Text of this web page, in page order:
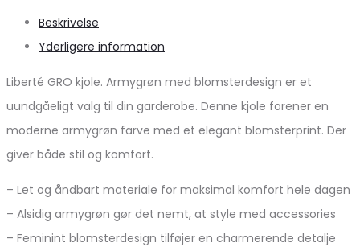
Beskrivelse
Yderligere information
Liberté GRO kjole. Armygrøn med blomsterdesign er et
uundgåeligt valg til din garderobe. Denne kjole forener en
moderne armygrøn farve med et elegant blomsterprint. Der
giver både stil og komfort.
– Let og åndbart materiale for maksimal komfort hele dagen
– Alsidig armygrøn gør det nemt, at style med accessories
– Feminint blomsterdesign tilføjer en charmerende detalje